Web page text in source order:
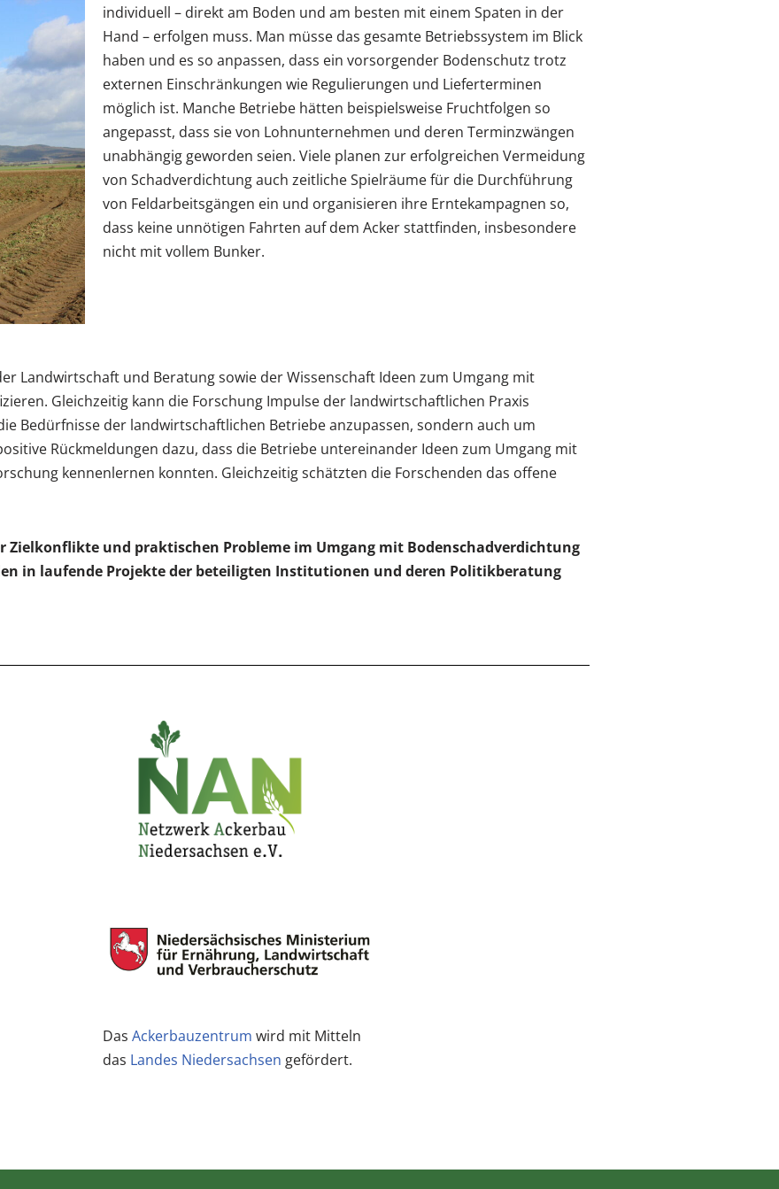
individuell – direkt am Boden und am besten mit einem Spaten in der
Hand – erfolgen muss. Man müsse das gesamte Betriebssystem im Blick
haben und es so anpassen, dass ein vorsorgender Bodenschutz trotz
externen Einschränkungen wie Regulierungen und Lieferterminen
möglich ist. Manche Betriebe hätten beispielsweise Fruchtfolgen so
angepasst, dass sie von Lohnunternehmen und deren Terminzwängen
unabhängig geworden seien. Viele planen zur erfolgreichen Vermeidung
von Schadverdichtung auch zeitliche Spielräume für die Durchführung
von Feldarbeitsgängen ein und organisieren ihre Erntekampagnen so,
dass keine unnötigen Fahrten auf dem Acker stattfinden, insbesondere
nicht mit vollem Bunker.
Landwirtschaft und Beratung sowie der Wissenschaft Ideen zum Umgang mit
Gleichzeitig kann die Forschung Impulse der landwirtschaftlichen Praxis
Bedürfnisse der landwirtschaftlichen Betriebe anzupassen, sondern auch um
Rückmeldungen dazu, dass die Betriebe untereinander Ideen zum Umgang mit
kennenlernen konnten. Gleichzeitig schätzten die Forschenden das offene
Zielkonflikte und praktischen Probleme im Umgang mit Bodenschadverdichtung
in laufende Projekte der beteiligten Institutionen und deren Politikberatung
Das Ackerbauzentrum wird mit Mitteln
das Landes Niedersachsen gefördert.